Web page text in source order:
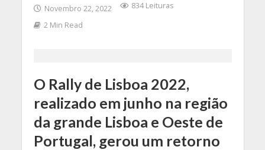
Novembro 22, 2022
834 Leituras
2 Min Read
O Rally de Lisboa 2022,
realizado em junho na região
da grande Lisboa e Oeste de
Portugal, gerou um retorno